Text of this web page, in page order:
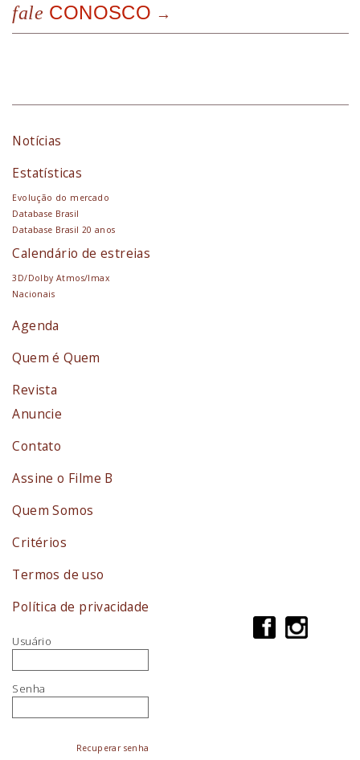
fale CONOSCO
Notícias
Estatísticas
Evolução do mercado
Database Brasil
Database Brasil 20 anos
Calendário de estreias
3D/Dolby Atmos/Imax
Nacionais
Agenda
Quem é Quem
Revista
Anuncie
Contato
Assine o Filme B
Quem Somos
Critérios
Termos de uso
Política de privacidade
Usuário
Senha
Recuperar senha